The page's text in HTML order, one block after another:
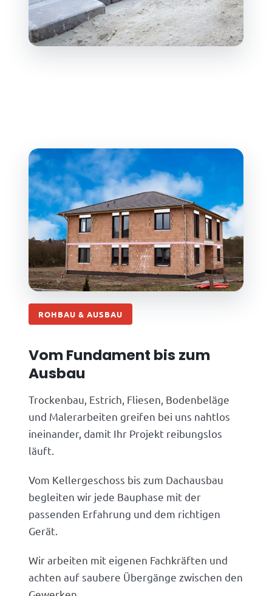
ROHBAU & AUSBAU
Vom Fundament bis zum
Ausbau
Trockenbau, Estrich, Fliesen, Bodenbeläge
und Malerarbeiten greifen bei uns nahtlos
ineinander, damit Ihr Projekt reibungslos
läuft.
Vom Kellergeschoss bis zum Dachausbau
begleiten wir jede Bauphase mit der
passenden Erfahrung und dem richtigen
Gerät.
Wir arbeiten mit eigenen Fachkräften und
achten auf saubere Übergänge zwischen den